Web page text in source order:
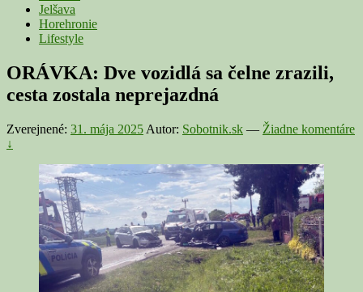
Jelšava
Horehronie
Lifestyle
ORÁVKA: Dve vozidlá sa čelne zrazili,
cesta zostala neprejazdná
Zverejnené: 31. mája 2025 Autor: Sobotnik.sk — Žiadne komentáre
↓